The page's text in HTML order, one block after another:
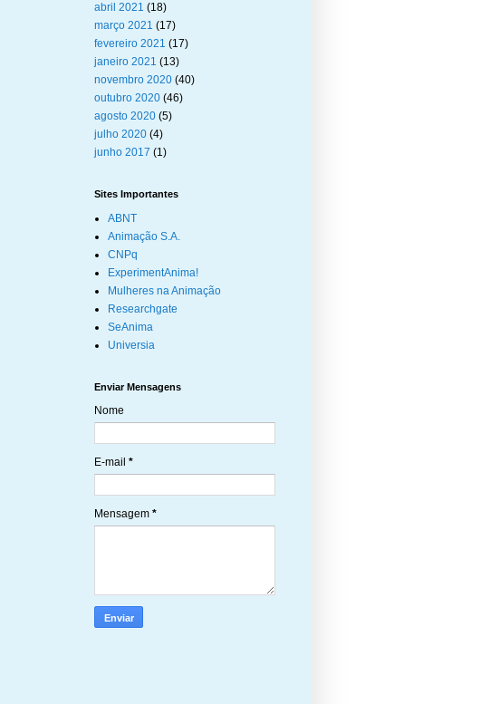
abril 2021 (18)
março 2021 (17)
fevereiro 2021 (17)
janeiro 2021 (13)
novembro 2020 (40)
outubro 2020 (46)
agosto 2020 (5)
julho 2020 (4)
junho 2017 (1)
Sites Importantes
ABNT
Animação S.A.
CNPq
ExperimentAnima!
Mulheres na Animação
Researchgate
SeAnima
Universia
Enviar Mensagens
Nome
E-mail *
Mensagem *